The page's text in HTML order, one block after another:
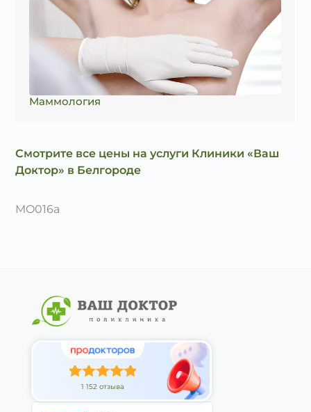
Маммология
Смотрите все цены на услуги Клиники «Ваш
Доктор» в Белгороде
MO016a
1 152 отзыва